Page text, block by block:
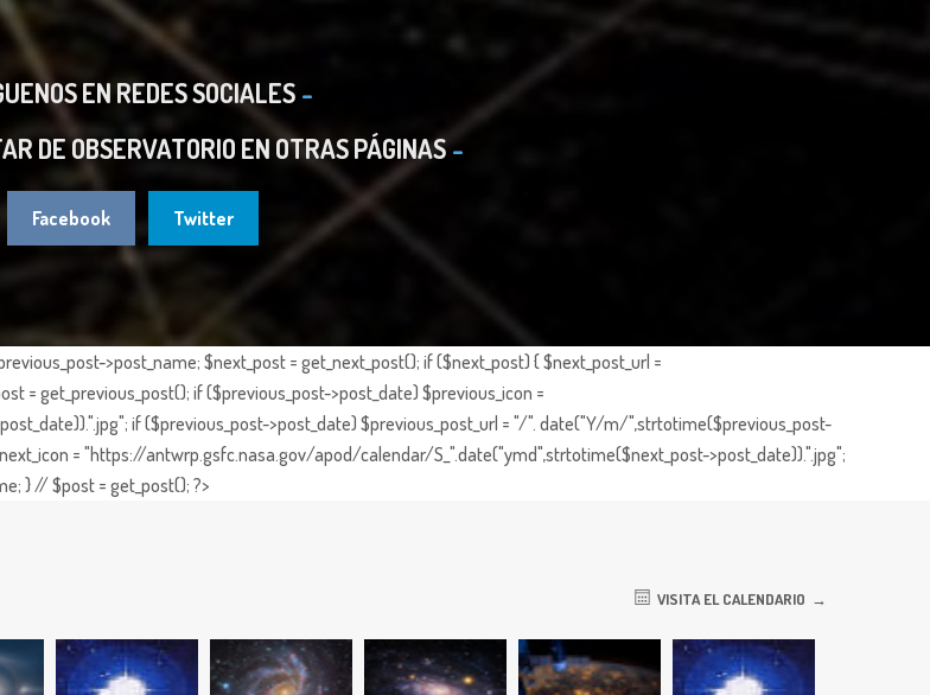
EN REDES SOCIALES
DE OBSERVATORIO EN OTRAS PÁGINAS
Facebook Twitter
>post_name; $next_post = get_next_post(); if ($next_post) { $next_post_url =
get_previous_post(); if ($previous_post->post_date) $previous_icon =
if ($previous_post->post_date) $previous_post_url = "/". date("Y/m/",strtotime($previous_post-
= "https://antwrp.gsfc.nasa.gov/apod/calendar/S_".date("ymd",strtotime($next_post->post_date)).".jpg";
} // $post = get_post(); ?>
VISITA EL CALENDARIO